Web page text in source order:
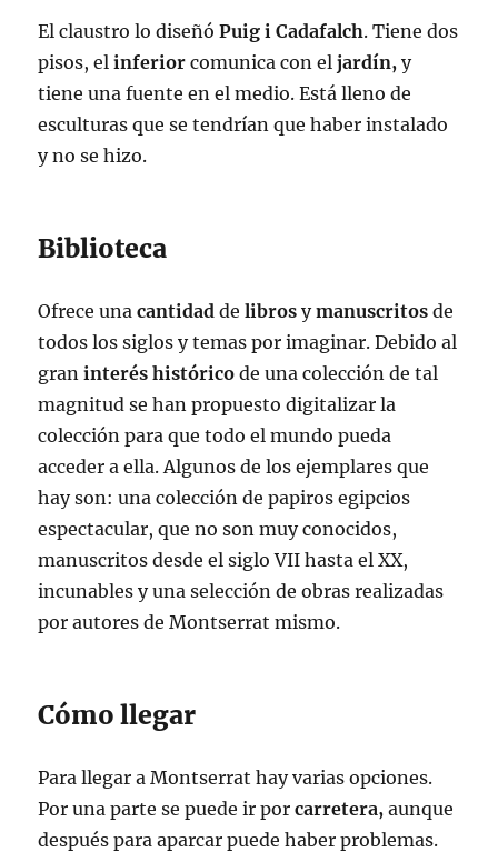
El claustro lo diseñóPuig i Cadafalch. Tiene dos
pisos, elinferior comunica con eljardín, y
tiene una fuente en el medio. Está lleno de
esculturas que se tendrían que haber instalado
y no se hizo.
Biblioteca
Ofrece unacantidad delibros ymanuscritos de
todos los siglos y temas por imaginar. Debido al
graninterés histórico de una colección de tal
magnitud se han propuesto digitalizar la
colección para que todo el mundo pueda
acceder a ella. Algunos de los ejemplares que
hay son: una colección de papiros egipcios
espectacular, que no son muy conocidos,
manuscritos desde el siglo VII hasta el XX,
incunables y una selección de obras realizadas
por autores de Montserrat mismo.
Cómo llegar
Para llegar a Montserrat hay varias opciones.
Por una parte se puede ir porcarretera, aunque
después para aparcar puede haber problemas.